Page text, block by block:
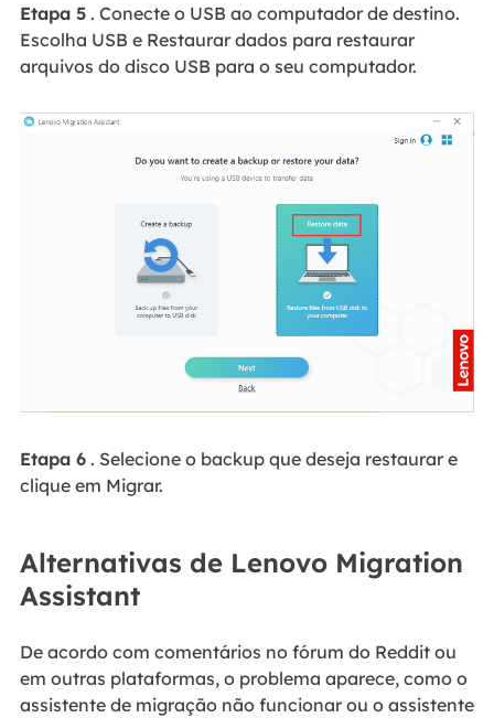
Etapa 5. Conecte o USB ao computador de destino.
Escolha USB e Restaurar dados para restaurar
arquivos do disco USB para o seu computador.
Etapa 6. Selecione o backup que deseja restaurar e
clique em Migrar.
Alternativas de Lenovo Migration
Assistant
De acordo com comentários no fórum do Reddit ou
em outras plataformas, o problema aparece, como o
assistente de migração não funcionar ou o assistente